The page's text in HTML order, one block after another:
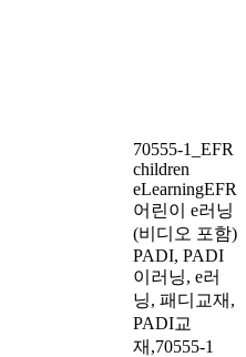
70555-1_EFR
children
eLearningEFR
어린이 e러닝
(비디오 포함)
PADI, PADI
이러닝, e러
닝, 패디교재,
PADI교
재,70555-1